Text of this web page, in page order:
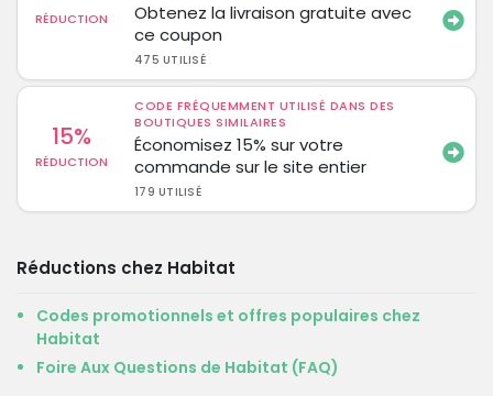
RÉDUCTION
Obtenez la livraison gratuite avec
ce coupon
475 UTILISÉ
15%
RÉDUCTION
CODE FRÉQUEMMENT UTILISÉ DANS DES
BOUTIQUES SIMILAIRES
Économisez 15% sur votre
commande sur le site entier
179 UTILISÉ
Réductions chez Habitat
Codes promotionnels et offres populaires chez
Habitat
Foire Aux Questions de Habitat (FAQ)